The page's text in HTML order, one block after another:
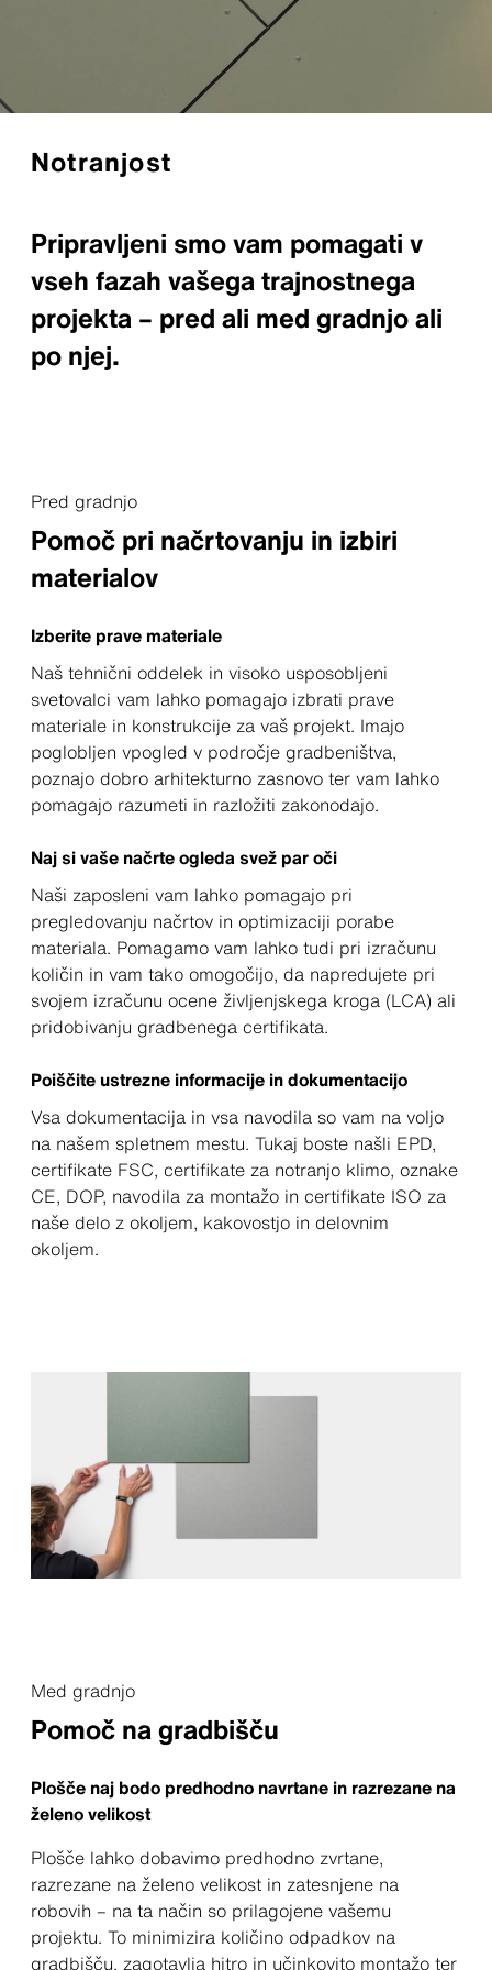
Notranjost
Pripravljeni smo vam pomagati v
vseh fazah vašega trajnostnega
projekta – pred ali med gradnjo ali
po njej.
Pred gradnjo
Pomoč pri načrtovanju in izbiri
materialov
Izberite prave materiale
Naš tehnični oddelek in visoko usposobljeni
svetovalci vam lahko pomagajo izbrati prave
materiale in konstrukcije za vaš projekt. Imajo
poglobljen vpogled v področje gradbeništva,
poznajo dobro arhitekturno zasnovo ter vam lahko
pomagajo razumeti in razložiti zakonodajo.
Naj si vaše načrte ogleda svež par oči
Naši zaposleni vam lahko pomagajo pri
pregledovanju načrtov in optimizaciji porabe
materiala. Pomagamo vam lahko tudi pri izračunu
količin in vam tako omogočijo, da napredujete pri
svojem izračunu ocene življenjskega kroga (LCA) ali
pridobivanju gradbenega certifikata.
Poiščite ustrezne informacije in dokumentacijo
Vsa dokumentacija in vsa navodila so vam na voljo
na našem spletnem mestu. Tukaj boste našli EPD,
certifikate FSC, certifikate za notranjo klimo, oznake
CE, DOP, navodila za montažo in certifikate ISO za
naše delo z okoljem, kakovostjo in delovnim
okoljem.
Med gradnjo
Pomoč na gradbišču
Plošče naj bodo predhodno navrtane in razrezane na
želeno velikost
Plošče lahko dobavimo predhodno zvrtane,
razrezane na želeno velikost in zatesnjene na
robovih – na ta način so prilagojene vašemu
projektu. To minimizira količino odpadkov na
gradbišču, zagotavlja hitro in učinkovito montažo ter